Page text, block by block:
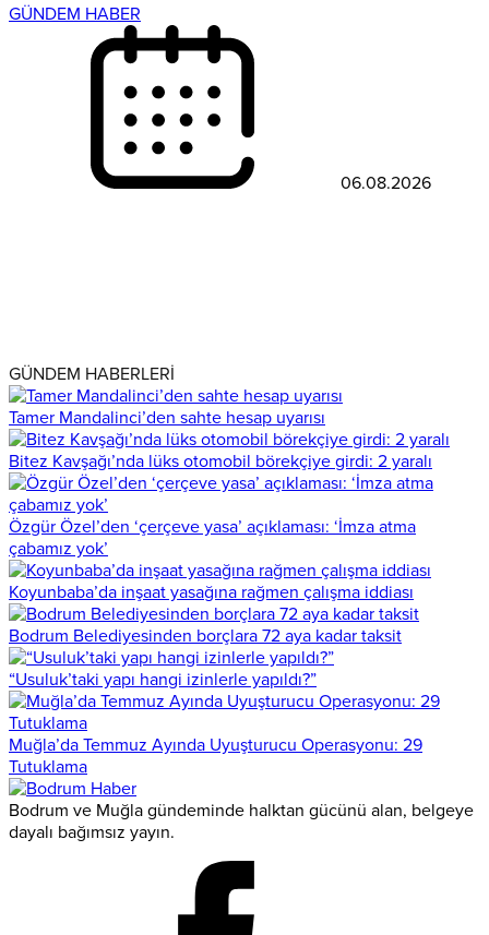
GÜNDEM HABER
06.08.2026
GÜNDEM HABERLERİ
Tamer Mandalinci’den sahte hesap uyarısı
Bitez Kavşağı’nda lüks otomobil börekçiye girdi: 2 yaralı
Özgür Özel’den ‘çerçeve yasa’ açıklaması: ‘İmza atma
çabamız yok’
Koyunbaba’da inşaat yasağına rağmen çalışma iddiası
Bodrum Belediyesinden borçlara 72 aya kadar taksit
“Usuluk’taki yapı hangi izinlerle yapıldı?”
Muğla’da Temmuz Ayında Uyuşturucu Operasyonu: 29
Tutuklama
Bodrum ve Muğla gündeminde halktan gücünü alan, belgeye
dayalı bağımsız yayın.